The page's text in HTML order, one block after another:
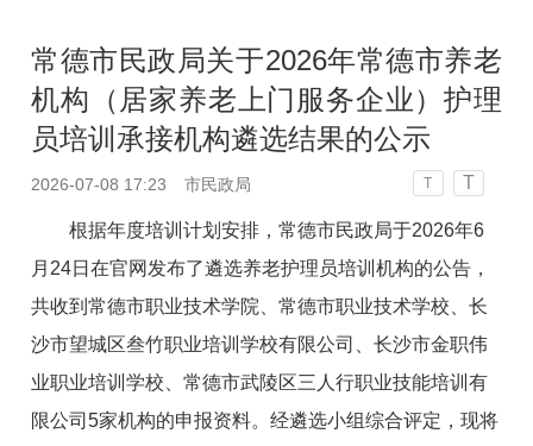
常德市民政局关于2026年常德市养老
机构（居家养老上门服务企业）护理
员培训承接机构遴选结果的公示
2026-07-08 17:23 市民政局 T T
根据年度培训计划安排，常德市民政局于2026年6
月24日在官网发布了遴选养老护理员培训机构的公告，
共收到常德市职业技术学院、常德市职业技术学校、长
沙市望城区叁竹职业培训学校有限公司、长沙市金职伟
业职业培训学校、常德市武陵区三人行职业技能培训有
限公司5家机构的申报资料。经遴选小组综合评定，现将